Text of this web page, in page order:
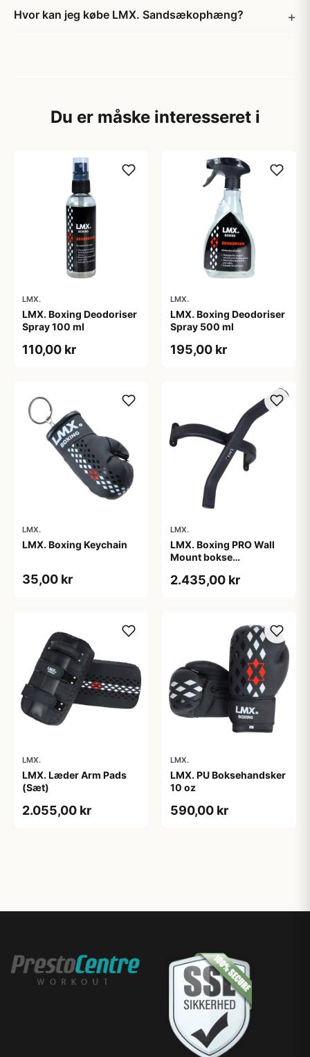
Hvor kan jeg købe LMX. Sandsækophæng?
Du er måske interesseret i
LMX.
LMX. Boxing Deodoriser
Spray 100 ml
110,00 kr
LMX.
LMX. Boxing Deodoriser
Spray 500 ml
195,00 kr
LMX.
LMX. Boxing Keychain
35,00 kr
LMX.
LMX. Boxing PRO Wall
Mount bokse
max 250 kg
2.435,00 kr
LMX.
LMX. Læder Arm Pads
(Sæt)
2.055,00 kr
LMX.
LMX. PU Boksehandsker
10 oz
590,00 kr